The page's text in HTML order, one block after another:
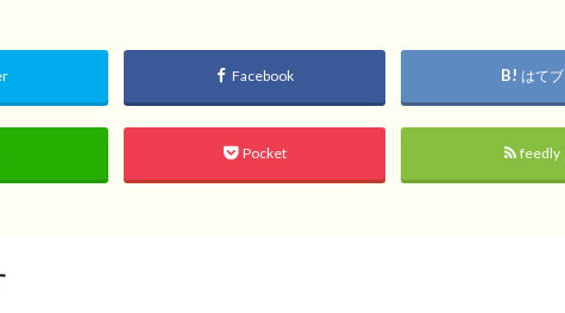
Facebook はてブ
Pocket feedly